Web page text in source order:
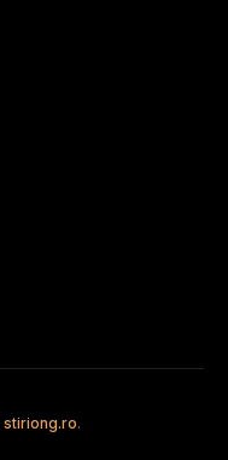
stiriong.ro.